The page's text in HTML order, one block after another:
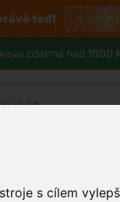
s cílem
teď!
zdarma nad 1800